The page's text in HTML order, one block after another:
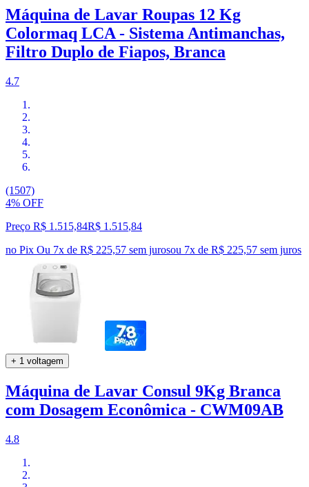
Máquina de Lavar Roupas 12 Kg
Colormaq LCA - Sistema Antimanchas,
Filtro Duplo de Fiapos, Branca
4.7
(1507)
4% OFF
Preço R$ 1.515,84R$ 1.515,84
no Pix Ou 7x de R$ 225,57 sem jurosou 7x de R$ 225,57 sem juros
+ 1 voltagem
Máquina de Lavar Consul 9Kg Branca
com Dosagem Econômica - CWM09AB
4.8